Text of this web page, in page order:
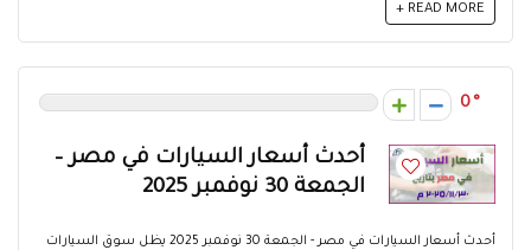
READ MORE +
0
أحدث أسعار السيارات في مصر –
الجمعة 30 نوفمبر 2025
أحدث أسعار السيارات في مصر - الجمعة 30 نوفمبر 2025 يظل سوق السيارات